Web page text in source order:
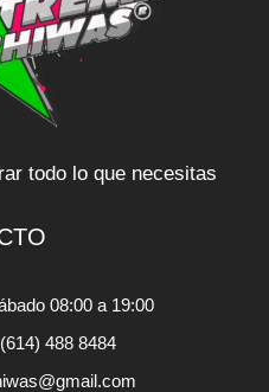
todo lo que necesitas
08:00 a 19:00
488 8484